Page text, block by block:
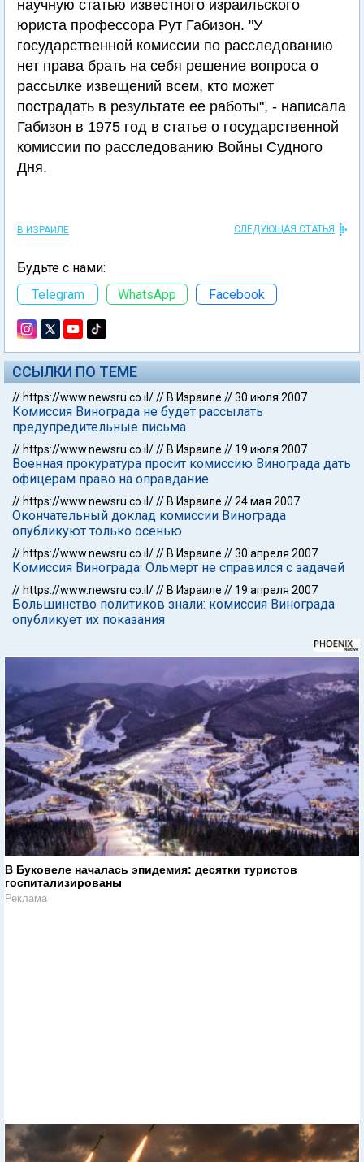
научную статью известного израильского
юриста профессора Рут Габизон. "У
государственной комиссии по расследованию
нет права брать на себя решение вопроса о
рассылке извещений всем, кто может
пострадать в результате ее работы", - написала
Габизон в 1975 год в статье о государственной
комиссии по расследованию Войны Судного
Дня.
В ИЗРАИЛЕ СЛЕДУЮЩАЯ СТАТЬЯ
Будьте с нами:
Telegram
WhatsApp Facebook
ССЫЛКИ ПО ТЕМЕ
// https://www.newsru.co.il/// В Израиле //30 июля 2007
Комиссия Винограда не будет рассылать
предупредительные письма
// https://www.newsru.co.il/// В Израиле // 19 июля 2007
Военная прокуратура просит комиссию Винограда дать
офицерам право на оправдание
// https://www.newsru.co.il/// В Израиле //24 мая 2007
Окончательный доклад комиссии Винограда
опубликуют только осенью
// https://www.newsru.co.il/// В Израиле //30 апреля 2007
Комиссия Винограда: Ольмерт не справился с задачей
// https://www.newsru.co.il/// В Израиле // 19 апреля 2007
Большинство политиков знали: комиссия Винограда
опубликует их показания
В Буковеле началась эпидемия: десятки туристов
госпитализированы
Реклама